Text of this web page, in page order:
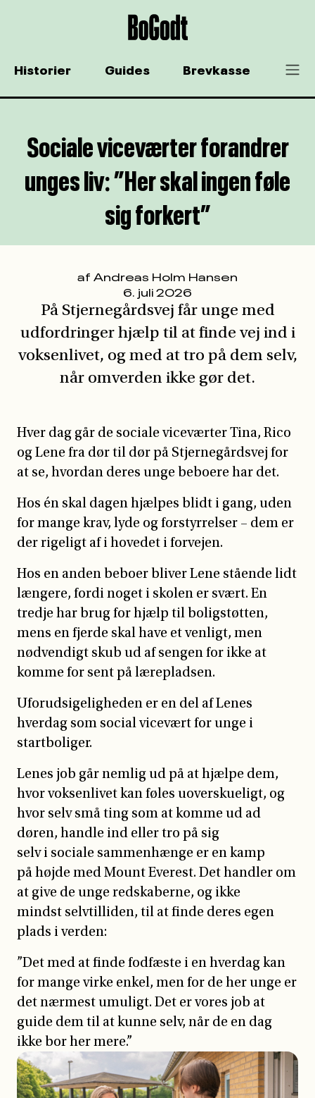
Historier Guides Brevkasse
På Stjernegårdsvej får unge med
udfordringer hjælp til at finde vej ind i
voksenlivet, og med at tro på dem selv,
når omverden ikke gør det.
Hver dag går de sociale viceværter Tina, Rico
og Lene fra dør til dør på Stjernegårdsvej for
at se, hvordan deres unge beboere har det.
Hos én skal dagen hjælpes blidt i gang, uden
for mange krav, lyde og forstyrrelser – dem er
der rigeligt af i hovedet i forvejen.
Hos en anden beboer bliver Lene stående lidt
længere, fordi noget i skolen er svært. En
tredje har brug for hjælp til boligstøtten,
mens en fjerde skal have et venligt, men
nødvendigt skub ud af sengen for ikke at
komme for sent på lærepladsen.
Uforudsigeligheden er en del af Lenes
hverdag som social vicevært for unge i
startboliger.
Lenes job går nemlig ud på at hjælpe dem,
hvor voksenlivet kan føles uoverskueligt, og
hvor selv små ting som at komme ud ad
døren, handle ind eller tro på sig
selv i sociale sammenhænge er en kamp
på højde med Mount Everest. Det handler om
at give de unge redskaberne, og ikke
mindst selvtilliden, til at finde deres egen
plads i verden:
”Det med at finde fodfæste i en hverdag kan
for mange virke enkel, men for de her unge er
det nærmest umuligt. Det er vores job at
guide dem til at kunne selv, når de en dag
ikke bor her mere.”